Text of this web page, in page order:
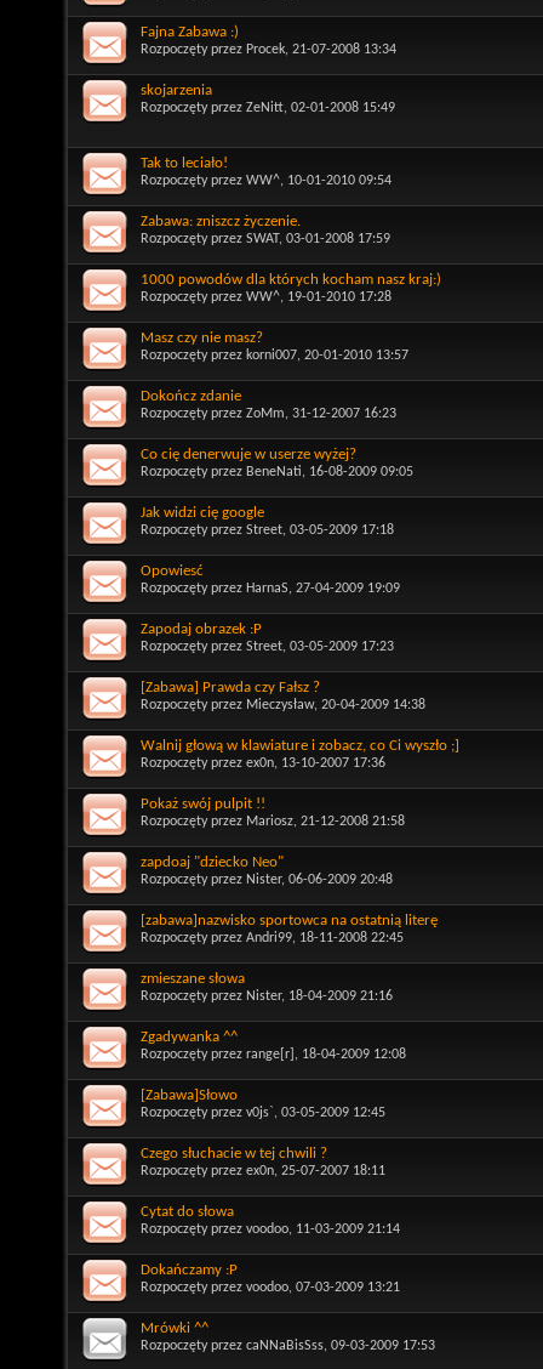
Fajna Zabawa :)
Rozpoczęty przez Procek, 21-07-2008 13:34
skojarzenia
Rozpoczęty przez ZeNitt, 02-01-2008 15:49
Tak to leciało!
Rozpoczęty przez WW^, 10-01-2010 09:54
Zabawa: zniszcz życzenie.
Rozpoczęty przez SWAT , 03-01-2008 17:59
1000 powodów dla których kocham nasz kraj:)
Rozpoczęty przez WW^, 19-01-2010 17:28
Masz czy nie masz?
Rozpoczęty przez korni007, 20-01-2010 13:57
Dokończ zdanie
Rozpoczęty przez ZoMm, 31-12-2007 16:23
Co cię denerwuje w userze wyżej?
Rozpoczęty przez BeneNati, 16-08-2009 09:05
Jak widzi cię google
Rozpoczęty przez Street, 03-05-2009 17:18
Opowiesć
Rozpoczęty przez HarnaS, 27-04-2009 19:09
Zapodaj obrazek :P
Rozpoczęty przez Street, 03-05-2009 17:23
[Zabawa] Prawda czy Fałsz ?
Rozpoczęty przez Mieczysław, 20-04-2009 14:38
Walnij głową w klawiature i zobacz, co Ci wyszło ;]
Rozpoczęty przez ex0n, 13-10-2007 17:36
Pokaż swój pulpit !!
Rozpoczęty przez Mariosz, 21-12-2008 21:58
zapdoaj "dziecko Neo"
Rozpoczęty przez Nister, 06-06-2009 20:48
[zabawa]nazwisko sportowca na ostatnią literę
Rozpoczęty przez Andri99, 18-11-2008 22:45
zmieszane słowa
Rozpoczęty przez Nister, 18-04-2009 21:16
Zgadywanka ^^
Rozpoczęty przez range[r] , 18-04-2009 12:08
[Zabawa]Słowo
Rozpoczęty przez v0js` , 03-05-2009 12:45
Czego słuchacie w tej chwili ?
Rozpoczęty przez ex0n, 25-07-2007 18:11
Cytat do słowa
Rozpoczęty przez voodoo, 11-03-2009 21:14
Dokańczamy :P
Rozpoczęty przez voodoo, 07-03-2009 13:21
Mrówki ^^
Rozpoczęty przez caNNaBisSss, 09-03-2009 17:53